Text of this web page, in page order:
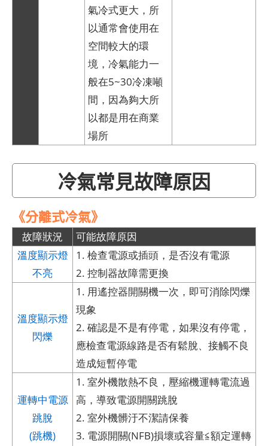
氣冷式更大，所
以通常會使用在
空間較大的環
境，冷氣能力一
般在5~30冷凍噸
間，因為夠大所
以都是用在商業
場所
冷氣常見故障原因
《分離式冷氣》
故障狀況
可能故障原因
溫度顯示燈
不亮
1. 檢查電源或插頭，是否沒有電源
2. 控制器故障需更換
溫度顯示燈
閃爍
1. 用遙控器開關機一次，即可消除閃爍
現象
2. 確認是不是有停電，如果沒有停電，
應檢查電源線路是否有鬆脫、接觸不良
造成短暫停電
運轉中電源
跳脫
(跳機)
1. 室外機散熱不良，壓縮機運轉電流過
高，導致電源開關跳脫
2. 室外機髒汙不潔請保養
3. 電源開關(NFB)損壞或容量≦額定運轉